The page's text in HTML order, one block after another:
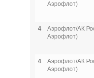
Аэрофлот)
4
Аэрофлот/АК
Аэрофлот)
4
Аэрофлот/АК
Аэрофлот)